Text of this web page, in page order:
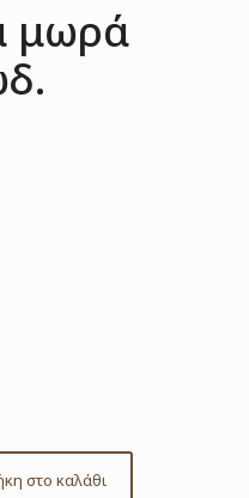
μωρά
στο καλάθι